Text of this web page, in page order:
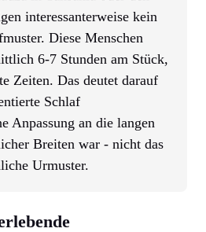
interessanterweise kein
Diese Menschen
6-7 Stunden am Stück,
Zeiten. Das deutet darauf
Schlaf
Anpassung an die langen
Breiten war - nicht das
Urmuster.